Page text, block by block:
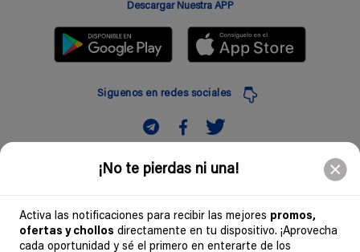
¡No te pierdas ni una!
Activa las notificaciones para recibir las mejores promos,
ofertas y chollos directamente en tu dispositivo. ¡Aprovecha
cada oportunidad y sé el primero en enterarte de los
Descargar Nuestra APP
Siguenos en redes sociales
Suscribir